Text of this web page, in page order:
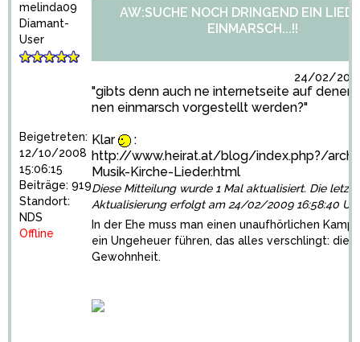
melinda09
Diamant-
User
Beigetreten:
12/10/2008
15:06:15
Beiträge: 919
Standort:
NDS
Offline
AW:SUCHE NOCH DRINGEND EIN LIED
EINMARSCH...!!
24/02/
"gibts denn auch ne internetseite auf denen
nen einmarsch vorgestellt werden?"
Klar
:
http://www.heirat.at/blog/index.php?/
Musik-Kirche-Lieder.html
Diese Mitteilung wurde 1 Mal aktualisiert. Die letzte
Aktualisierung erfolgt am 24/02/2009 16:58:40
In der Ehe muss man einen unaufhörlichen
ein Ungeheuer führen, das alles verschlingt: die
Gewohnheit.